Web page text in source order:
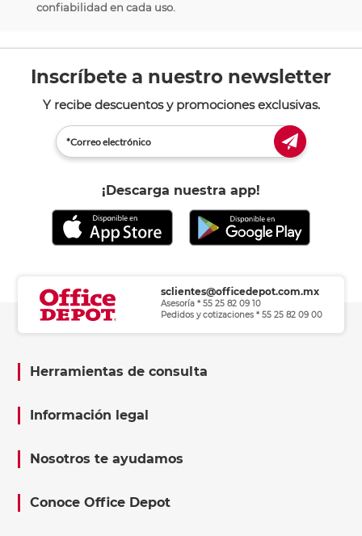
confiabilidad en cada uso.
Inscríbete a nuestro newsletter
Y recibe descuentos y promociones exclusivas.
¡Descarga nuestra app!
sclientes@officedepot.com.mx
Asesoría * 55 25 82 09 10
Pedidos y cotizaciones * 55 25 82 09 00
Herramientas de consulta
Información legal
Nosotros te ayudamos
Conoce Office Depot